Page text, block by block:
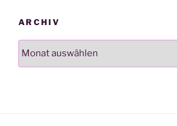
ARCHIV